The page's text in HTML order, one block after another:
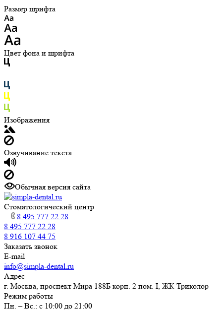
Размер шрифта
Цвет фона и шрифта
Изображения
Озвучивание текста
Обычная версия сайта
Cтоматологический центр
8 495 777 22 28
8 495 777 22 28
8 916 107 44 75
Заказать звонок
E-mail
info@simpla-dental.ru
Адрес
г. Москва, проспект Мира 188Б корп. 2 пом. I, ЖК Триколор
Режим работы
Пн. – Вс.: с 10:00 до 21:00